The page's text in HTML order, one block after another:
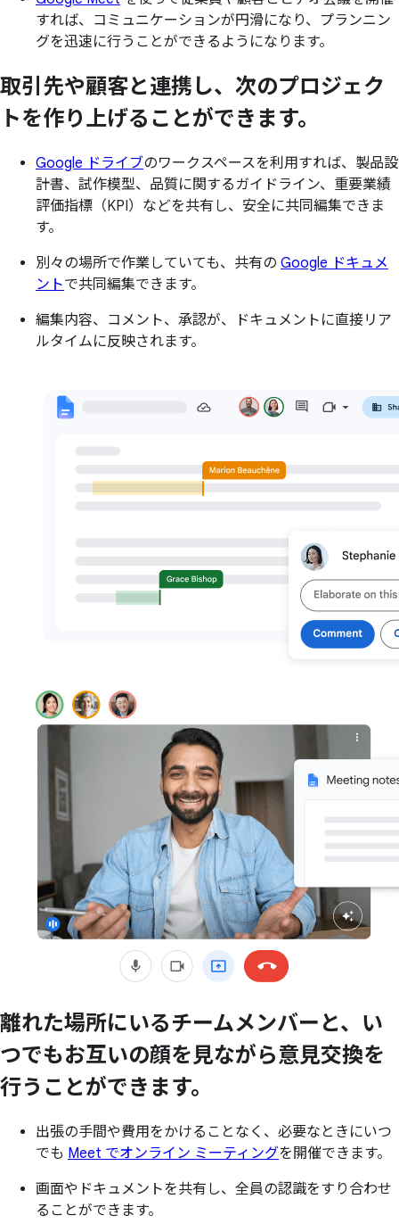
すれば、コミュニケーションが円滑になり、プランニン
グを迅速に行うことができるようになります。
取引先や顧客と連携し、 次のプロジェク
トを作り上げる ことができます。
Google ドライブのワークスペースを利用すれば、製品設
計書、試作模型、品質に関するガイドライン、重要業績
評価指標（KPI）などを共有し、安全に共同編集できま
す。
別々の場所で作業していても、共有の Google ドキュメ
ントで共同編集できます。
編集内容、コメント、承認が、ドキュメントに直接リア
ルタイムに反映されます。
離れた場所にいるチームメンバーと、 い
つでもお互いの顔を見ながら意見交換を
行うことができます。
出張の手間や費用をかけることなく、必要なときにいつ
でも Meet でオンライン ミーティングを開催できます。
画面やドキュメントを共有し、全員の認識をすり合わせ
ることができます。